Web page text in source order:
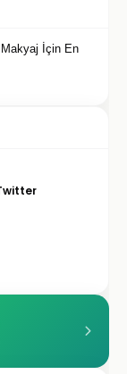
Makyaj İçin En